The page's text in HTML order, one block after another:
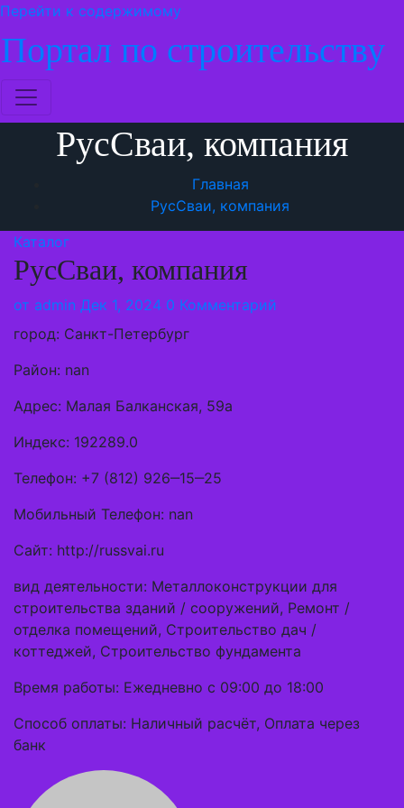
Перейти к содержимому
Портал по строительству
РусСваи, компания
Главная
РусСваи, компания
Каталог
РусСваи, компания
от admin Дек 1, 2024 0 Комментарий
город: Санкт-Петербург
Район: nan
Адрес: Малая Балканская, 59а
Индекс: 192289.0
Телефон: +7 (812) 926‒15‒25
Мобильный Телефон: nan
Сайт: http://russvai.ru
вид деятельности: Металлоконструкции для
строительства зданий / сооружений, Ремонт /
отделка помещений, Строительство дач /
коттеджей, Строительство фундамента
Время работы: Ежедневно с 09:00 до 18:00
Способ оплаты: Наличный расчёт, Оплата через
банк